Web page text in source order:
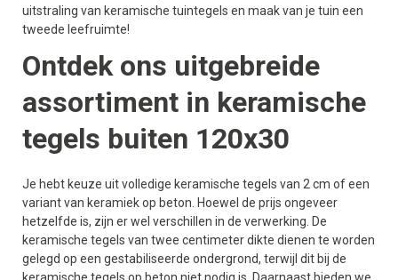
uitstraling van keramische tuintegels en maak van je tuin een
tweede leefruimte!
Ontdek ons uitgebreide
assortiment in keramische
tegels buiten 120x30
Je hebt keuze uit volledige keramische tegels van 2 cm of een
variant van keramiek op beton. Hoewel de prijs ongeveer
hetzelfde is, zijn er wel verschillen in de verwerking. De
keramische tegels van twee centimeter dikte dienen te worden
gelegd op een gestabiliseerde ondergrond, terwijl dit bij de